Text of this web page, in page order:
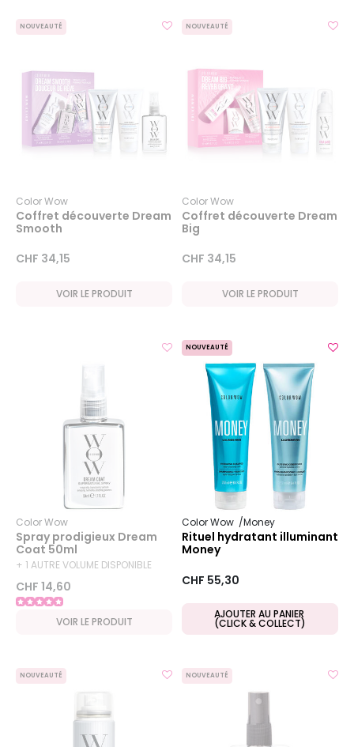
NOUVEAUTÉ
Color Wow
Coffret découverte Dream
Smooth
CHF 34,15
VOIR LE PRODUIT
NOUVEAUTÉ
Color Wow
Coffret découverte Dream
Big
CHF 34,15
VOIR LE PRODUIT
Color Wow
Spray prodigieux Dream
Coat 50ml
+ 1 AUTRE VOLUME DISPONIBLE
CHF 14,60
VOIR LE PRODUIT
NOUVEAUTÉ
Color Wow Money
Rituel hydratant illuminant
Money
CHF 55,30
AJOUTER AU PANIER
(CLICK & COLLECT)
NOUVEAUTÉ NOUVEAUTÉ